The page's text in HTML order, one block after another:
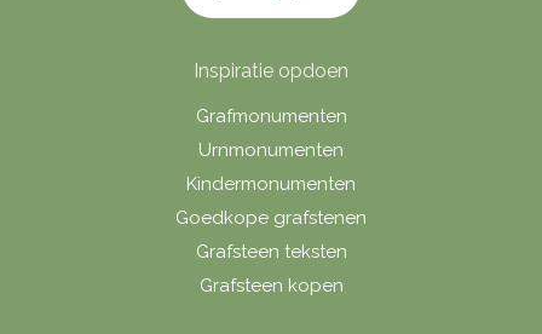
Inspiratie opdoen
Grafmonumenten
Urnmonumenten
Kindermonumenten
Goedkope grafstenen
Grafsteen teksten
Grafsteen kopen